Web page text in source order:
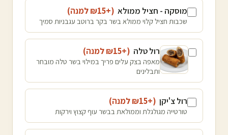
מוסקה - חציל ממולא (+₪
15 למנה)
שכבות חציל קלוי ממולא בשר בקר ברוטב עגבניות סמיך
רול טלה (+₪
15 למנה)
מאפה בצק עלים פריך במילוי בשר טלה מובחר
ותבלינים
רול צ'יקן (+₪
15 למנה)
טורטייה מגולגלת וממולאת בבשר עוף קצוץ וירקות